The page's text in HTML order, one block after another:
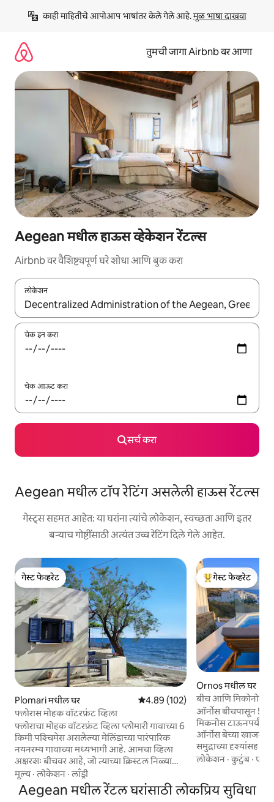
काही माहितीचे आपोआप भाषांतर केले गेले आहे. मूळ भाषा दाखवा
तुमची जागा Airbnb वर आणा
Aegean मधील हाऊस व्हेकेशन रेंटल्स
Airbnb वर वैशिष्ट्यपूर्ण घरे शोधा आणि बुक करा
लोकेशन
जेव्हा परिणाम उपलब्ध असतील, तेव्हा वरच्या आणि खाली बाणांच्या किजसह
चेक इन करा
चेक आऊट करा
सर्च करा
Aegean मधील टॉप रेटिंग असलेली हाऊस रेंटल्स
गेस्ट्स सहमत आहेत: या घरांना त्यांचे लोकेशन, स्वच्छता आणि इतर
बऱ्याच गोष्टींसाठी अत्यंत उच्च रेटिंग दिले गेले आहेत.
गेस्ट फेव्हरेट
गेस्ट फेव्हरेट
Plomari मधील घर 5 पैकी 4.89 सरासरी रेटिंग, 102 रिव्ह्यूज
4.89 (102)
फ्लोरास मोहक वॉटरफ्रंट व्हिला
फ्लोराचा मोहक वॉटरफ्रंट व्हिला प्लोमारी गावाच्या 6
किमी पश्चिमेस असलेल्या मेलिंडाच्या पारंपारिक
नयनरम्य गावाच्या मध्यभागी आहे. आमचा व्हिला
अक्षरशः बीचवर आहे, जो त्याच्या क्रिस्टल निळ्या
पाण्यासाठी ओळखला जातो. नव्याने बांधलेले
आधुनिक घर आधुनिक किचन, सर्व रूम्स, टीव्ही,
वायफाय इ. मधील एअर कंडिशन युनिट्स यासारख्या
मूल्य·लोकेशन ·लाँड्री
टॉप गेस्ट फेव्हरेट
गेस्ट फेव्हरेट
Ornos मधील घर
बीच आणि
असलेला इन्फिनिटी
ऑर्नोस बीचपासून 5
मिकनोस टाऊनपर्यंत
ऑर्नोस बेच्या खाजगी
समुद्राच्या दृश्यांसह
आकर्षक बीच आणि
सुपरमार्केट्स, बेकरी
प्रॉपर्टी गेस्ट्सच्या
लोकेशन ·कुटुंब·एअर
Aegean मधील रेंटल घरांसाठी लोकप्रिय सुविधा